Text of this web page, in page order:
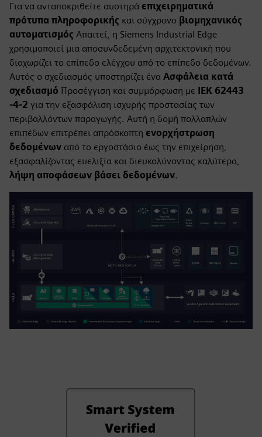
Για να ανταποκριθείτε αυστηρά επιχειρηματικά
πρότυπα πληροφορικής και σύγχρονο βιομηχανικός
αυτοματισμός Απαιτεί, η Siemens Industrial Edge
χρησιμοποιεί μια αποσυνδεδεμένη αρχιτεκτονική που
διαχωρίζει το επίπεδο ελέγχου από το επίπεδο δεδομένων.
Αυτός ο σχεδιασμός υποστηρίζει ένα Ασφάλεια κατά
σχεδιασμό Προσέγγιση και συμμόρφωση με ΙΕΚ 62443
-4-2 για την εξασφάλιση ισχυρής προστασίας των
περιβαλλόντων παραγωγής. Αυτή η δομή πολλαπλών
επιπέδων επιτρέπει απρόσκοπτη ενορχήστρωση
δεδομένων από το εργοστάσιο έως την επιχείρηση,
εξασφαλίζοντας ευελιξία και διευκολύνοντας καλύτερα,
λήψη αποφάσεων βάσει δεδομένων.